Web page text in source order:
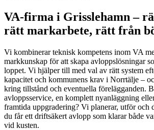
VA-firma i Grisslehamn –
rätt markarbete, rätt från
Vi kombinerar teknisk kompetens inom VA
markkunskap för att skapa avloppslösningar
loppet. Vi hjälper till med val av rätt system
kapacitet och kommunens krav i Norrtälje –
kring tillstånd och eventuella förelägganden.
avloppsservice, en komplett nyanläggning
framtida uppgradering? Vi planerar, utför och
du får ett driftsäkert avlopp som klarar både
vid kusten.